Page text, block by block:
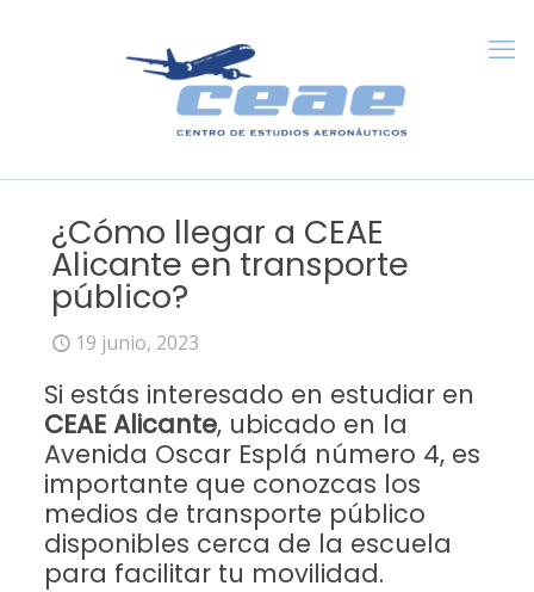
¿Cómo llegar a CEAE
Alicante en transporte
público?
19 junio, 2023
Si estás interesado en estudiar en
CEAE Alicante, ubicado en la
Avenida Oscar Esplá número 4, es
importante que conozcas los
medios de transporte público
disponibles cerca de la escuela
para facilitar tu movilidad.